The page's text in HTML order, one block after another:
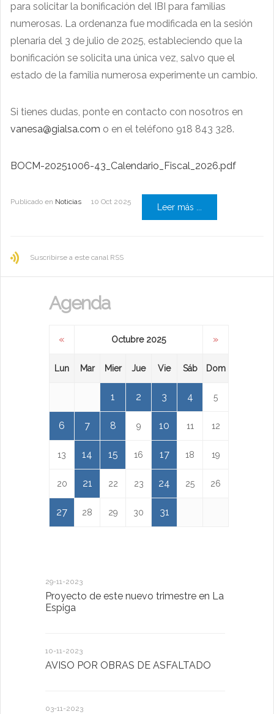
para solicitar la bonificación del IBI para familias
numerosas. La ordenanza fue modificada en la sesión
plenaria del 3 de julio de 2025, estableciendo que la
bonificación se solicita una única vez, salvo que el
estado de la familia numerosa experimente un cambio.
Si tienes dudas, ponte en contacto con nosotros en
vanesa@gialsa.com o en el teléfono 918 843 328.
BOCM-20251006-43_Calendario_Fiscal_2026.pdf
Publicado en Noticias 10 Oct 2025
Leer más ...
Suscribirse a este canal RSS
Agenda
« Octubre 2025 »
Lun Mar Mier Jue Vie Sáb Dom
1 2 3 4 5
6 7 8 9 10 11 12
13 14 15 16 17 18 19
20 21 22 23 24 25 26
27 28 29 30 31
29-11-2023
Proyecto de este nuevo trimestre en La
Espiga
10-11-2023
AVISO POR OBRAS DE ASFALTADO
03-11-2023